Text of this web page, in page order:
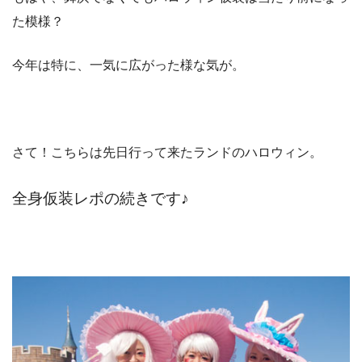
た模様？
今年は特に、一気に広がった様な気が。
さて！こちらは先日行って来たランドのハロウィン。
全身仮装レポの続きです♪